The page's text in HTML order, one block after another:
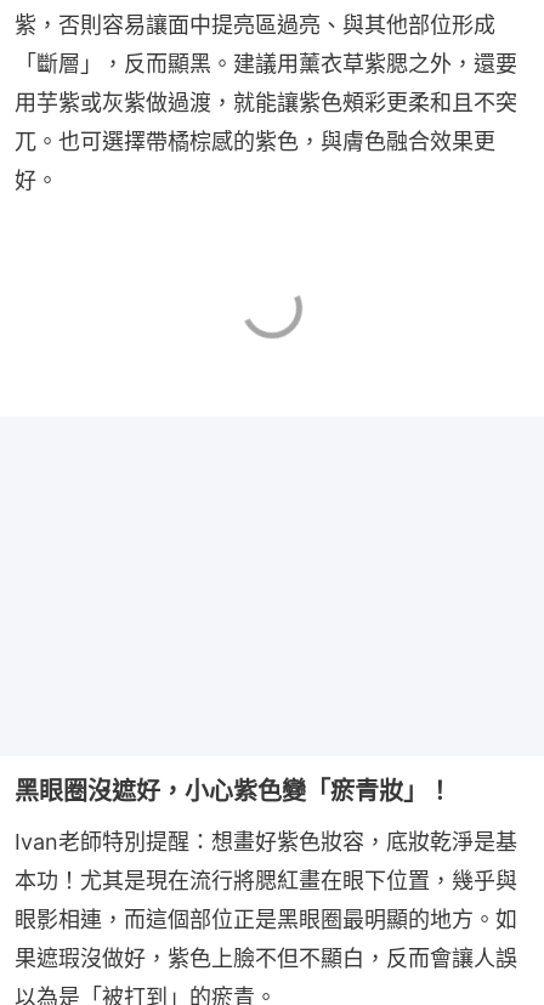
紫，否則容易讓面中提亮區過亮、與其他部位形成
「斷層」，反而顯黑。建議用薰衣草紫腮之外，還要
用芋紫或灰紫做過渡，就能讓紫色頰彩更柔和且不突
兀。也可選擇帶橘棕感的紫色，與膚色融合效果更
好。
黑眼圈沒遮好，小心紫色變「瘀青妝」！
Ivan老師特別提醒：想畫好紫色妝容，底妝乾淨是基
本功！尤其是現在流行將腮紅畫在眼下位置，幾乎與
眼影相連，而這個部位正是黑眼圈最明顯的地方。如
果遮瑕沒做好，紫色上臉不但不顯白，反而會讓人誤
以為是「被打到」的瘀青。